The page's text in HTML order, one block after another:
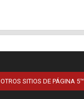
OTROS SITIOS DE PÁGINA 5™